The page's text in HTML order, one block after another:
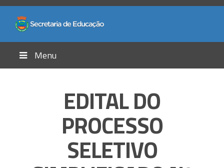
Menu
EDITAL DO
PROCESSO
SELETIVO